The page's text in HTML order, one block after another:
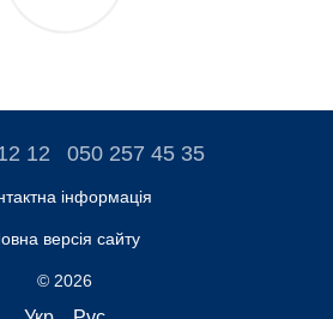
12 050 257 45 35
інформація
версія сайту
© 2026